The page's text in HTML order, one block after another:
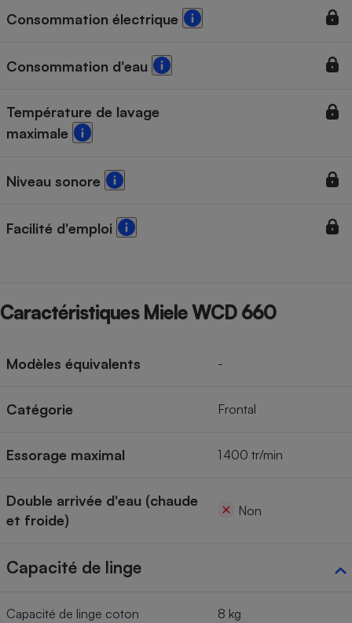
Consommation électrique
Consommation d'eau
Température de lavage
maximale
Niveau sonore
Facilité d'emploi
Caractéristiques Miele WCD 660
Modèles équivalents -
Catégorie Frontal
Essorage maximal 1 400 tr/min
Double arrivée d'eau (chaude
et froide)
Non
Capacité de linge
Capacité de linge coton 8 kg